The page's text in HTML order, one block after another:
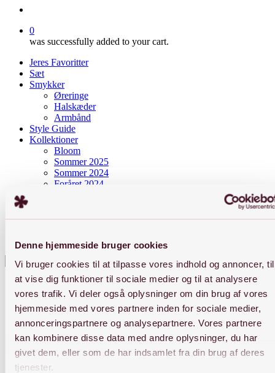
Denne hjemmeside bruger cookies
Vi bruger cookies til at tilpasse vores indhold og annoncer, til
at vise dig funktioner til sociale medier og til at analysere
vores trafik. Vi deler også oplysninger om din brug af vores
hjemmeside med vores partnere inden for sociale medier,
annonceringspartnere og analysepartnere. Vores partnere
kan kombinere disse data med andre oplysninger, du har
givet dem, eller som de har indsamlet fra din brug af deres
tjenester.
0
was successfully added to your cart.
Jeres Favoritter
Sæt
Smykker
Øreringe
Halskæder
Armbånd
Style Guide
Kollektioner
Bloom
Sommer 2025
Sommer 2024
Foråret 2024
Om BYJIINe
Press enter to begin your search
Search
Nyheder
Gå på opdagelse i de nyeste smykker på shoppen!